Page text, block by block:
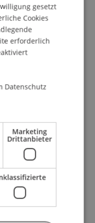
von
die diese
bestimmte
Ihnen gemeinsam
des Family
und die damit
Family Office
Family Offices
und darüber
Liechtenstein
in der Hofkellerei
- Mythos mit
gesetzt
Cookies
erforderlich
Datenschutz
Marketing
Drittanbieter